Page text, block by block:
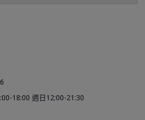
18:00 週日12:00-21:30